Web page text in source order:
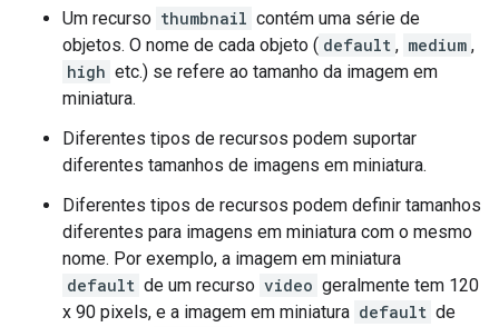
Um recurso thumbnail contém uma série de
objetos. O nome de cada objeto ( default , medium ,
high etc.) se refere ao tamanho da imagem em
miniatura.
Diferentes tipos de recursos podem suportar
diferentes tamanhos de imagens em miniatura.
Diferentes tipos de recursos podem definir tamanhos
diferentes para imagens em miniatura com o mesmo
nome. Por exemplo, a imagem em miniatura
default de um recurso video geralmente tem 120
x 90 pixels, e a imagem em miniatura default de